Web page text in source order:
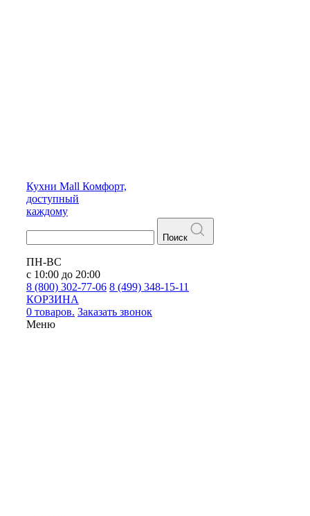
Кухни Mall Комфорт,
доступный
каждому
Поиск
ПН-ВС
с 10:00 до 20:00
8 (800) 302-77-06 8 (499) 348-15-11
КОРЗИНА
0 товаров. Заказать звонок
Меню